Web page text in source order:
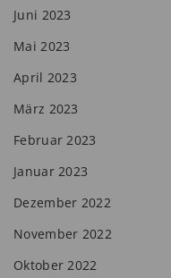
Juni 2023
Mai 2023
April 2023
März 2023
Februar 2023
Januar 2023
Dezember 2022
November 2022
Oktober 2022